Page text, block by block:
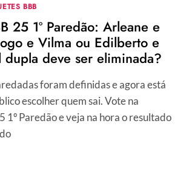
BBB
25 1º Paredão: Arleane e
e Vilma ou Edilberto e
dupla deve ser eliminada?
foram definidas e agora está
escolher quem sai. Vote na
1º Paredão e veja na hora o resultado